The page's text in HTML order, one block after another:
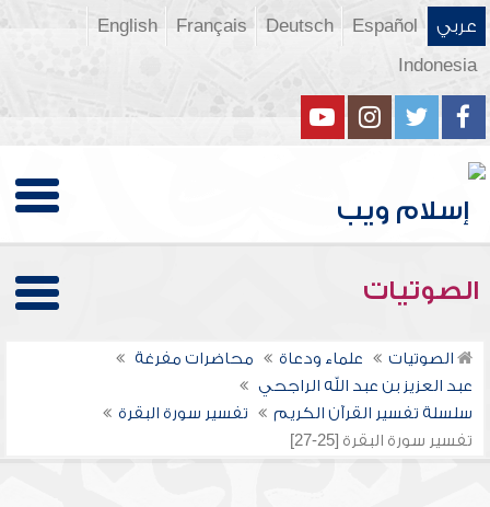
عربي Español
Deutsch
Français
English
Indonesia
الصوتيات
الصوتيات علماء ودعاة
محاضرات مفرغة
عبد العزيز بن عبد الله الراجحي
سلسلة تفسير القرآن الكريم
تفسير سورة البقرة
تفسير سورة البقرة [25-27]